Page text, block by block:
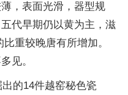
，表面光滑，器型规
代早期仍以黄为主，滋
重较晚唐有所增加。
见。
的14件越窑秘色瓷